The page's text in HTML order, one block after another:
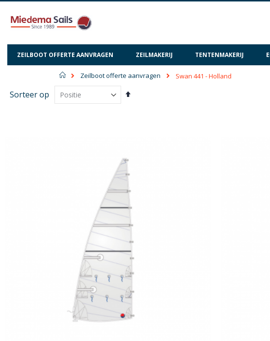
ZEILBOOT OFFERTE AANVRAGEN ZEILMAKERIJ TENTENMAKERIJ
Home
Zeilboot offerte aanvragen Swan 441 - Holland
Sorteer op
Van